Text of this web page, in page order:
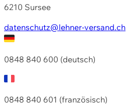
6210 Sursee
datenschutz@lehner-versand.ch
0848 840 600 (deutsch)
0848 840 601 (französisch)